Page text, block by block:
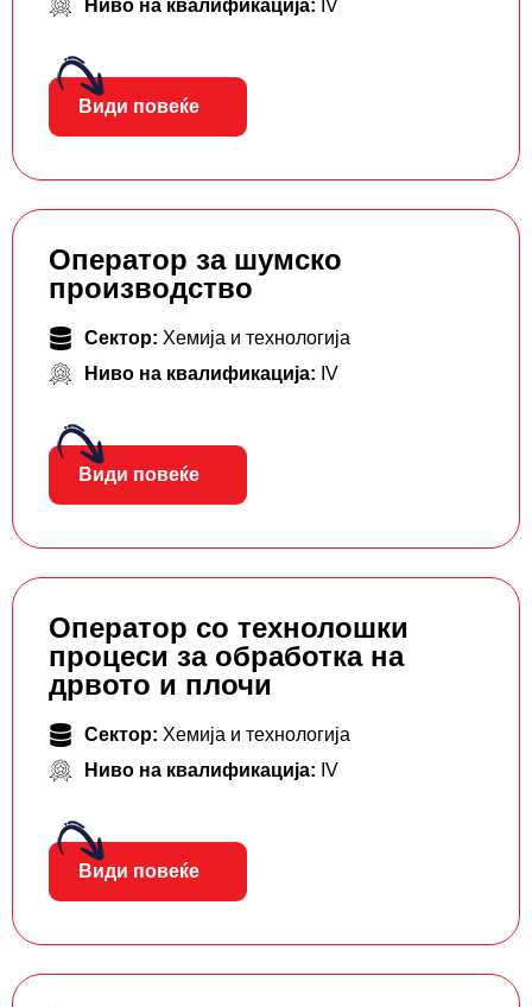
Ниво на квалификација: IV
Види повеќе
Оператор за шумско
производство
Сектор: Хемија и технологија
Ниво на квалификација: IV
Види повеќе
Оператор со технолошки
процеси за обработка на
дрвото и плочи
Сектор: Хемија и технологија
Ниво на квалификација: IV
Види повеќе